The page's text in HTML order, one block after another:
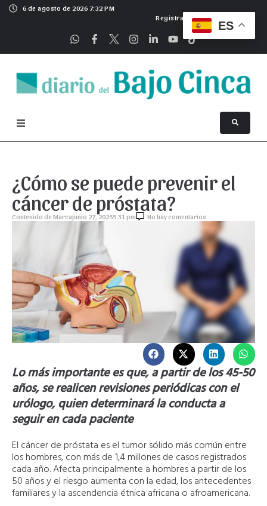
6 de agosto de 2026 7:32 PM
Registrarse
¿Cómo se puede prevenir el
cáncer de próstata?
Contenido de Marcajunio 27, 20255:31 pm No hay comentarios
Lo más importante es que, a partir de los 45-50
años, se realicen revisiones periódicas con el
urólogo, quien determinará la conducta a
seguir en cada paciente
El cáncer de próstata es el tumor sólido más común entre
los hombres, con más de 1,4 millones de casos registrados
cada año. Afecta principalmente a hombres a partir de los
50 años y el riesgo aumenta con la edad, los antecedentes
familiares y la ascendencia étnica africana o afroamericana.
ES